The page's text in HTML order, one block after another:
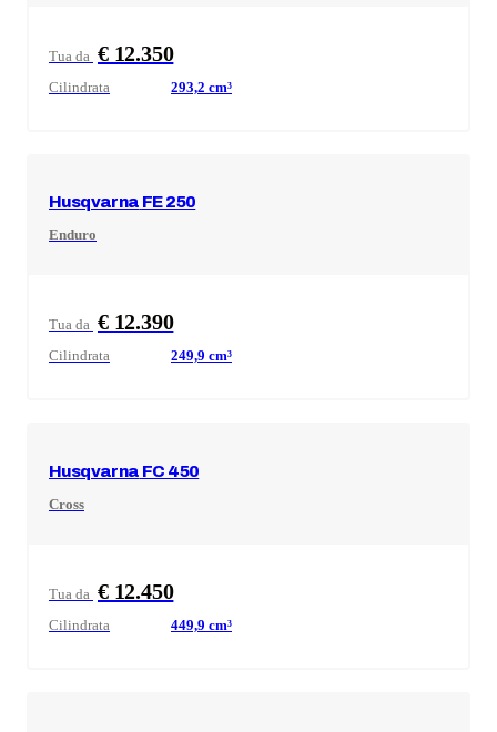
Tua da € 12.350
Cilindrata 293,2 cm³
Husqvarna FE 250
Enduro
Tua da € 12.390
Cilindrata 249,9 cm³
Husqvarna FC 450
Cross
Tua da € 12.450
Cilindrata 449,9 cm³